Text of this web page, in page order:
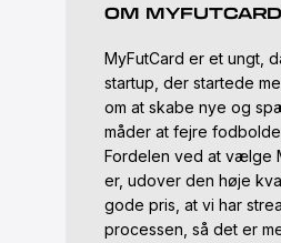
OM MYFUTCARD
MyFutCard er et ungt,
startup, der startede
om at skabe nye og
måder at fejre
Fordelen ved at vælge
er, udover den høje
gode pris, at vi har
processen, så det er